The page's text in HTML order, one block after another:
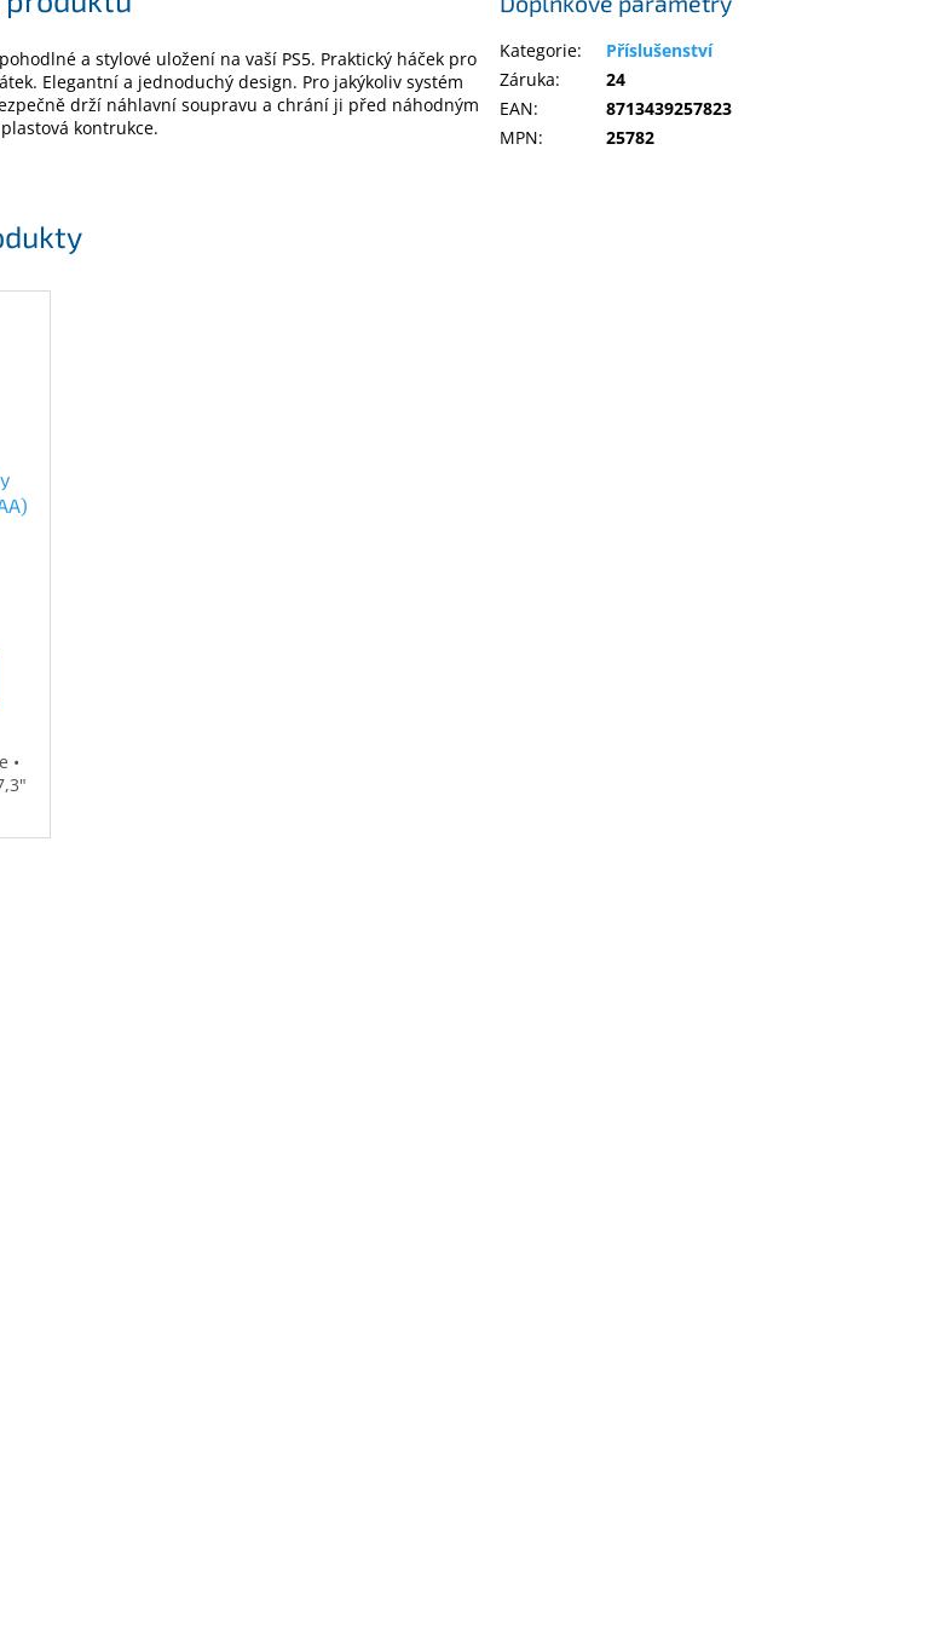
•
a stylové uložení na vaší PS5. Praktický háček pro
Elegantní a jednoduchý design. Pro jakýkoliv systém
drží náhlavní soupravu a chrání ji před náhodným
kontrukce.
Kategorie:
Příslušenství
Záruka:
24
EAN:
8713439257823
MPN: 25782